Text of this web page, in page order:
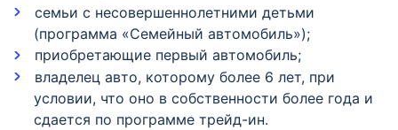
семьи с несовершеннолетними детьми
(программа «Семейный автомобиль»);
приобретающие первый автомобиль;
владелец авто, которому более 6 лет, при
условии, что оно в собственности более года и
сдается по программе трейд-ин.